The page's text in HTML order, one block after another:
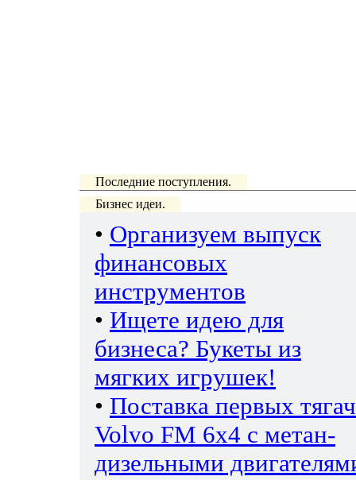
Последние поступления.
Бизнес идеи.
• Организуем выпуск
финансовых
инструментов
• Ищете идею для
бизнеса? Букеты из
мягких игрушек!
• Поставка первых
Volvo FM 6х4 с метан-
дизельными